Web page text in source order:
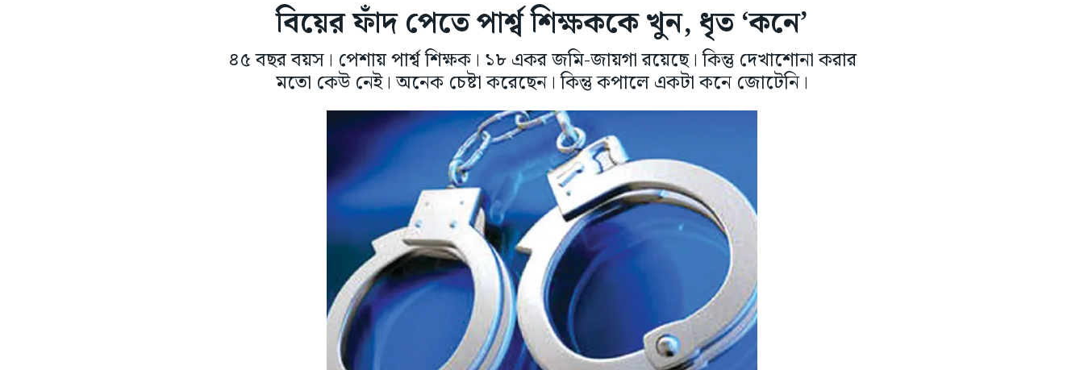
বিয়ের ফাঁদ পেতে পার্শ্ব শিক্ষককে খুন, ধৃত ‘কনে’
৪৫ বছর বয়স। পেশায় পার্শ্ব শিক্ষক। ১৮ একর জমি-জায়গা রয়েছে। কিন্তু দেখাশোনা করার
মতো কেউ নেই। অনেক চেষ্টা করেছেন। কিন্তু কপালে একটা কনে জোটেনি।